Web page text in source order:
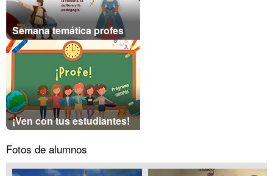
Semana temática profes
¡Ven con tus estudiantes!
Fotos de alumnos